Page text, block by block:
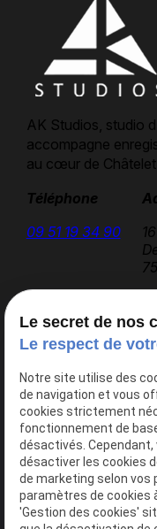
AK Studios, studio
accompagne
au cœur de
Téléphone
09 51 19 34 90
Accueil
Actualités
Contact
Nos services
Studio 1
Studio 2
Le secret de nos
Le respect de
Notre site utilise des
de navigation et vous
cookies strictement
fonctionnement de
désactivés. Cependant,
désactiver les cookies
de marketing selon vos
paramètres de cookies
'Gestion des cookies'